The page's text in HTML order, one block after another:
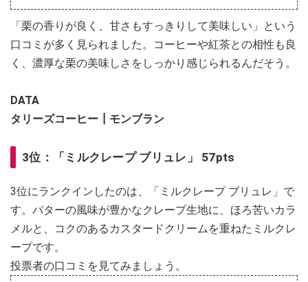
「栗の香りが良く、甘さもすっきりして美味しい」という
口コミが多く見られました。コーヒーや紅茶との相性も良
く、濃厚な栗の美味しさをしっかり感じられるんだそう。
DATA
​​​​​​​タリーズコーヒー┃モンブラン
3位：「ミルクレープ ブリュレ」 57pts
3位にランクインしたのは、「ミルクレープ ブリュレ」で
す。バターの風味が豊かなクレープ生地に、ほろ苦いカラ
メルと、コクのあるカスタードクリームを重ねたミルクレ
ープです。
投票者の口コミを見てみましょう。